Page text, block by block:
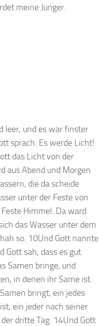
meine Jünger.
leer, und es war finster
sprach: Es werde Licht!
das Licht von der
aus Abend und Morgen
die da scheide
unter der Feste von
Himmel. Da ward
das Wasser unter dem
so. 10Und Gott nannte
Gott sah, dass es gut
Samen bringe, und
in denen ihr Same ist.
bringt, ein jedes
ein jeder nach seiner
dritte Tag. 14Und Gott